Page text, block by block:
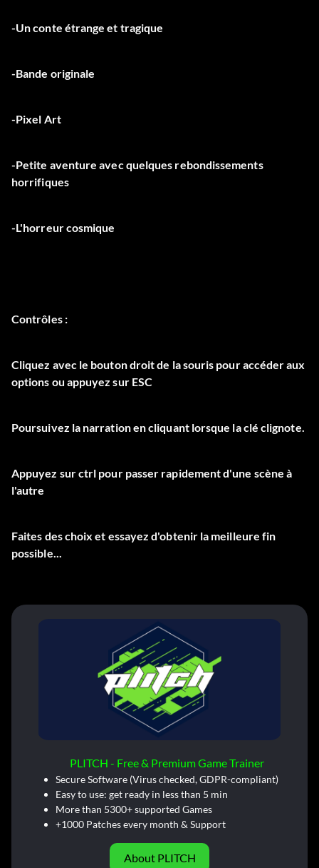
-Un conte étrange et tragique
-Bande originale
-Pixel Art
-Petite aventure avec quelques rebondissements
horrifiques
-L'horreur cosmique
Contrôles :
Cliquez avec le bouton droit de la souris pour accéder aux
options ou appuyez sur ESC
Poursuivez la narration en cliquant lorsque la clé clignote.
Appuyez sur ctrl pour passer rapidement d'une scène à
l'autre
Faites des choix et essayez d'obtenir la meilleure fin
possible...
PLITCH - Free & Premium Game Trainer
Secure Software (Virus checked, GDPR-compliant)
Easy to use: get ready in less than 5 min
More than 5300+ supported Games
+1000 Patches every month & Support
About PLITCH